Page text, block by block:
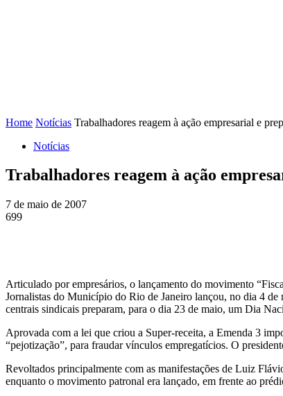
Home Notícias Trabalhadores reagem à ação empresarial e
Notícias
Trabalhadores reagem à ação
7 de maio de 2007
699
Articulado por empresários, o lançamento do movimento
Jornalistas do Município do Rio de Janeiro lançou, no dia 4
centrais sindicais preparam, para o dia 23 de maio, um Dia
Aprovada com a lei que criou a Super-receita, a Emenda 3
“pejotização”, para fraudar vínculos empregatícios. O
Revoltados principalmente com as manifestações de Luiz
enquanto o movimento patronal era lançado, em frente ao